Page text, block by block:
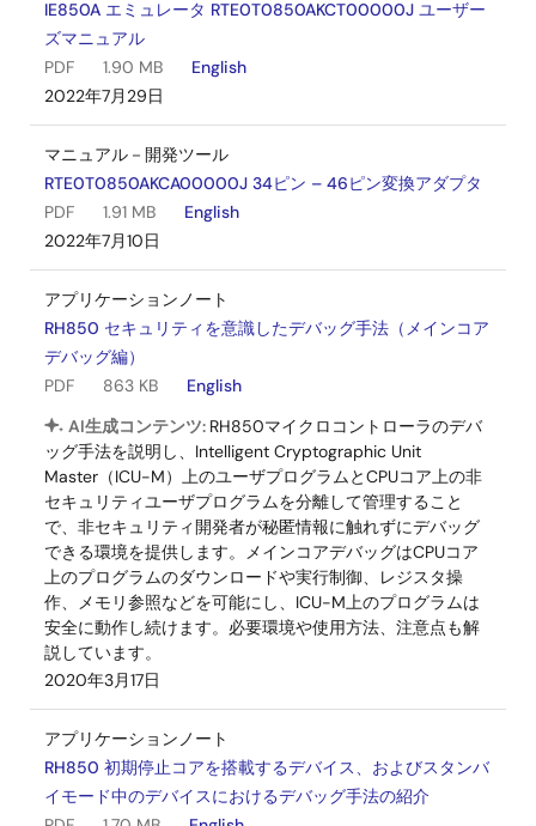
IE850A エミュレータ RTE0T0850AKCT00000J ユーザー
ズマニュアル
PDF
1.90 MB
English
2022年7月29日
マニュアル－開発ツール
RTE0T0850AKCA00000J 34ピン – 46ピン変換アダプタ
PDF
1.91 MB
English
2022年7月10日
アプリケーションノート
RH850 セキュリティを意識したデバッグ手法（メインコア
デバッグ編）
PDF
863 KB
English
AI生成コンテンツ: RH850マイクロコントローラのデバ
ッグ手法を説明し、Intelligent Cryptographic Unit
Master（ICU-M）上のユーザプログラムとCPUコア上の非
セキュリティユーザプログラムを分離して管理すること
で、非セキュリティ開発者が秘匿情報に触れずにデバッグ
できる環境を提供します。メインコアデバッグはCPUコア
上のプログラムのダウンロードや実行制御、レジスタ操
作、メモリ参照などを可能にし、ICU-M上のプログラムは
安全に動作し続けます。必要環境や使用方法、注意点も解
説しています。
2020年3月17日
アプリケーションノート
RH850 初期停止コアを搭載するデバイス、およびスタンバ
イモード中のデバイスにおけるデバッグ手法の紹介